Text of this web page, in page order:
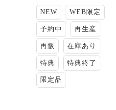
NEW WEB限定
予約中 再生産
再販 在庫あり
特典 特典終了
限定品